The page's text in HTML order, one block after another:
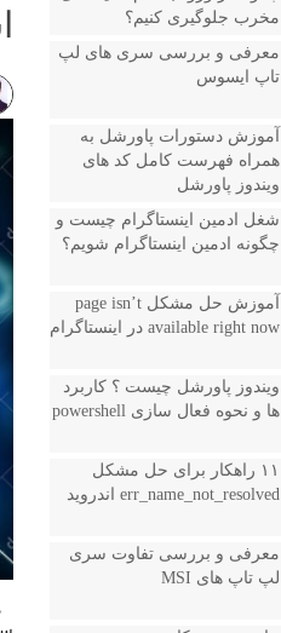
مخرب جلوگیری کنیم؟
معرفی و بررسی سری های لپ
تاپ ایسوس
آموزش دستورات پاورشل به
همراه فهرست کامل کد های
ویندوز پاورشل
شغل ادمین اینستاگرام چیست و
چگونه ادمین اینستاگرام شویم؟
آموزش حل مشکل page isn’t
available right now در اینستاگرام
ویندوز پاورشل چیست ؟ کاربرد
ها و نحوه فعال سازی powershell
۱۱ راهکار برای حل مشکل
err_name_not_resolved اندروید
معرفی و بررسی تفاوت سری
لپ تاپ های MSI